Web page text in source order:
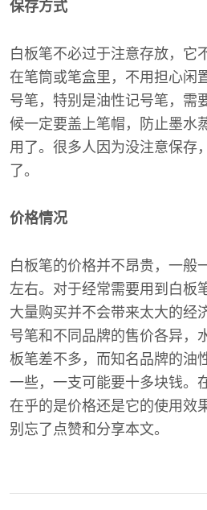
保存方式
白板笔不必过于注意存放，它
在笔筒或笔盒里，不用担心闲
号笔，特别是油性记号笔，需
候一定要盖上笔帽，防止墨水
用了。很多人因为没注意保存
了。
价格情况
白板笔的价格并不昂贵，一般
左右。对于经常需要用到白板
大量购买并不会带来太大的经
号笔和不同品牌的售价各异，
板笔差不多，而知名品牌的油
一些，一支可能要十多块钱。
在乎的是价格还是它的使用效
别忘了点赞和分享本文。